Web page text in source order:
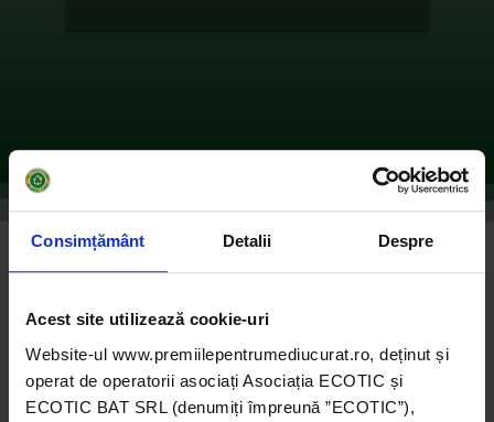
Consimțământ Detalii Despre
Acest site utilizează cookie-uri
Website-ul www.premiilepentrumediucurat.ro, deținut și
operat de operatorii asociați Asociația ECOTIC și
ECOTIC BAT SRL (denumiți împreună ”ECOTIC”),
Implicare pentru un viitor durabil / ”Verde
BOTOȘANI
deEcotic|oct. 26, 2021|2016,Instituții de
învățământ|0 comentarii